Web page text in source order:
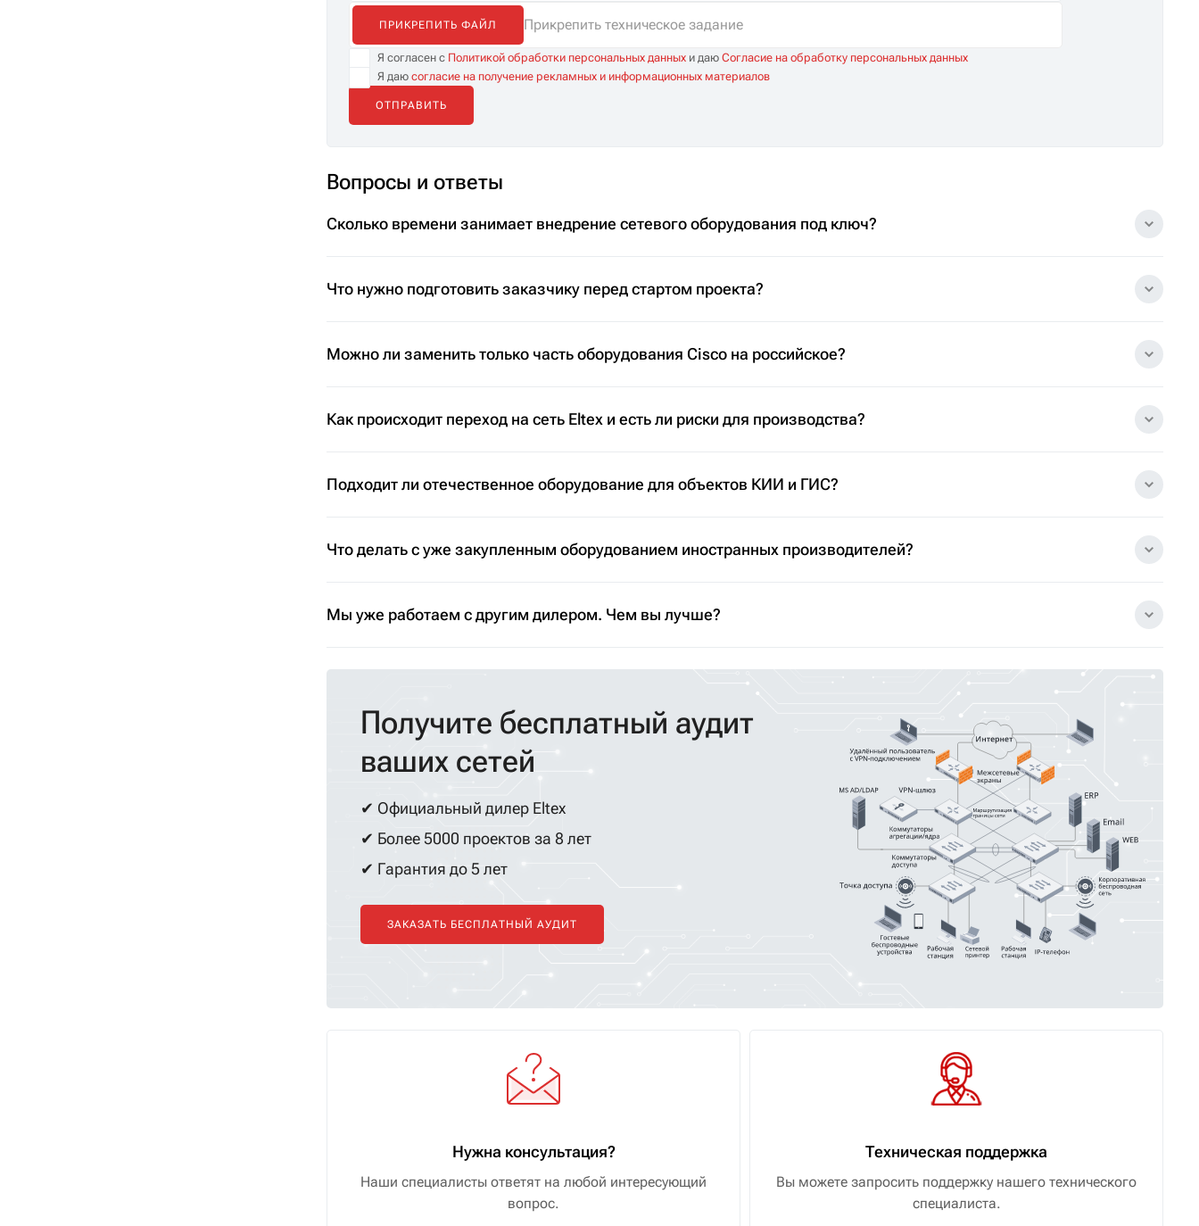
ПРИКРЕПИТЬ ФАЙЛ Прикрепить техническое задание
Я согласен с Политикой обработки персональных данных и даюСогласие на обработку персональных данных
Я даюсогласие на получение рекламных и информационных материалов
Вопросы и ответы
Сколько времени занимает внедрение сетевого оборудования под ключ?
Что нужно подготовить заказчику перед стартом проекта?
Можно ли заменить только часть оборудования Cisco на российское?
Как происходит переход на сеть Eltex и есть ли риски для производства?
Подходит ли отечественное оборудование для объектов КИИ и ГИС?
Что делать с уже закупленным оборудованием иностранных производителей?
Мы уже работаем с другим дилером. Чем вы лучше?
Получите бесплатный аудит
ваших сетей
✔ Официальный дилер Eltex
✔ Более 5000 проектов за 8 лет
✔ Гарантия до 5 лет
ЗАКАЗАТЬ БЕСПЛАТНЫЙ АУДИТ
Нужна консультация?
Наши специалисты ответят на любой интересующий
вопрос.
Техническая поддержка
Вы можете запросить поддержку нашего технического
специалиста.